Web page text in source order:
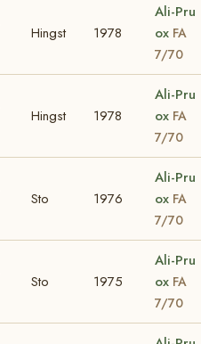
Hingst 1978
Ali-Pru
ox FA
7/70
Hingst 1978
Ali-Pru
ox FA
7/70
Sto 1976
Ali-Pru
ox FA
7/70
Sto 1975
Ali-Pru
ox FA
7/70